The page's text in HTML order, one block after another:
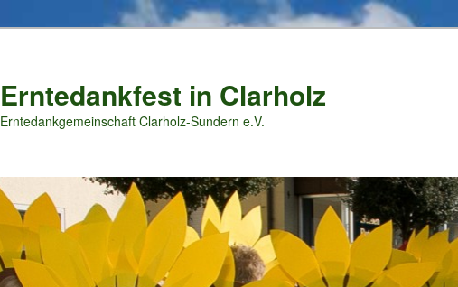
Erntedankfest in Clarholz
Erntedankgemeinschaft Clarholz-Sundern e.V.